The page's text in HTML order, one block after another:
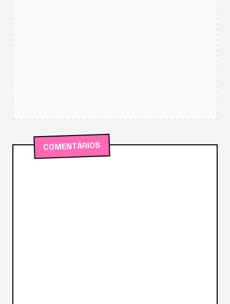
COMENTÁRIOS